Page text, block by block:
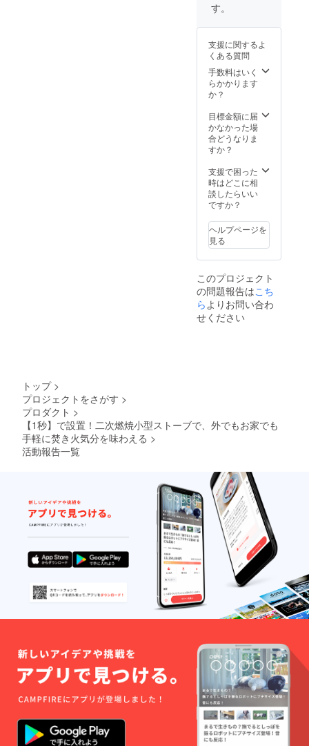
造工程
合等に
より出
荷時期
が遅れ
る場合
ます。
す。
支援に関するよ
くある質問
手数料はいく
らかかります
か？
目標金額に届
かなかった場
合どうなりま
すか？
支援で困った
時はどこに相
談したらいい
ですか？
ヘルプページを
見る
このプロジェクト
の問題報告はこち
らよりお問い合わ
せください
トップ >
プロジェクトをさがす >
プロダクト >
【1秒】で設置！二次燃焼小型ストーブで、外でもお家でも
手軽に焚き火気分を味わえる >
活動報告一覧